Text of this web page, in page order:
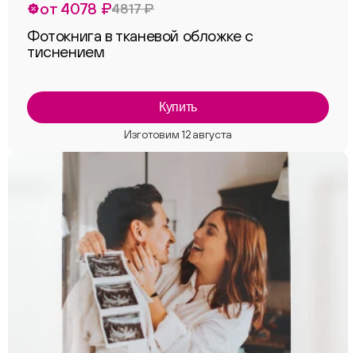
от 4078 ₽4817 ₽
Фотокнига в тканевой обложке с
тиснением
Купить